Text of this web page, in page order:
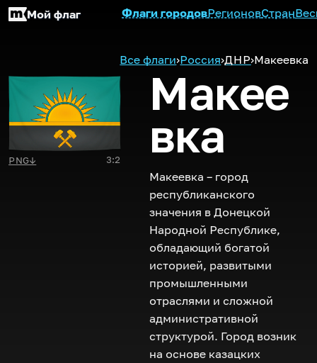
Мой флаг Флаги городовРегионовСтран
Все флаги›Россия›ДНР›Макеевка
PNG↓ 3:2
Макее
вка
Макеевка – город
республиканского
значения в Донецкой
Народной Республике,
обладающий богатой
историей, развитыми
промышленными
отраслями и сложной
административной
структурой. Город возник
на основе казацких